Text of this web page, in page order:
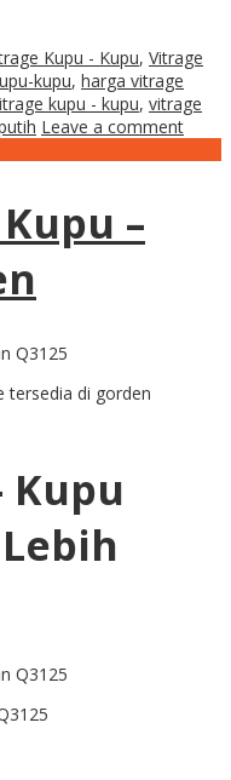
Kupu - Kupu, Vitrage
kupu, harga vitrage
kupu - kupu, vitrage
Leave a comment
–
tersedia di gorden
Kupu